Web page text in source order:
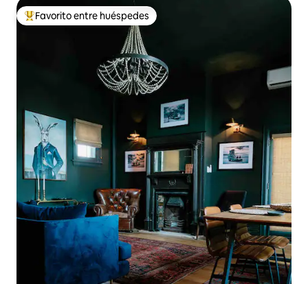
De los mejores en Favorito entre huéspedes
Favorito entre huéspedes